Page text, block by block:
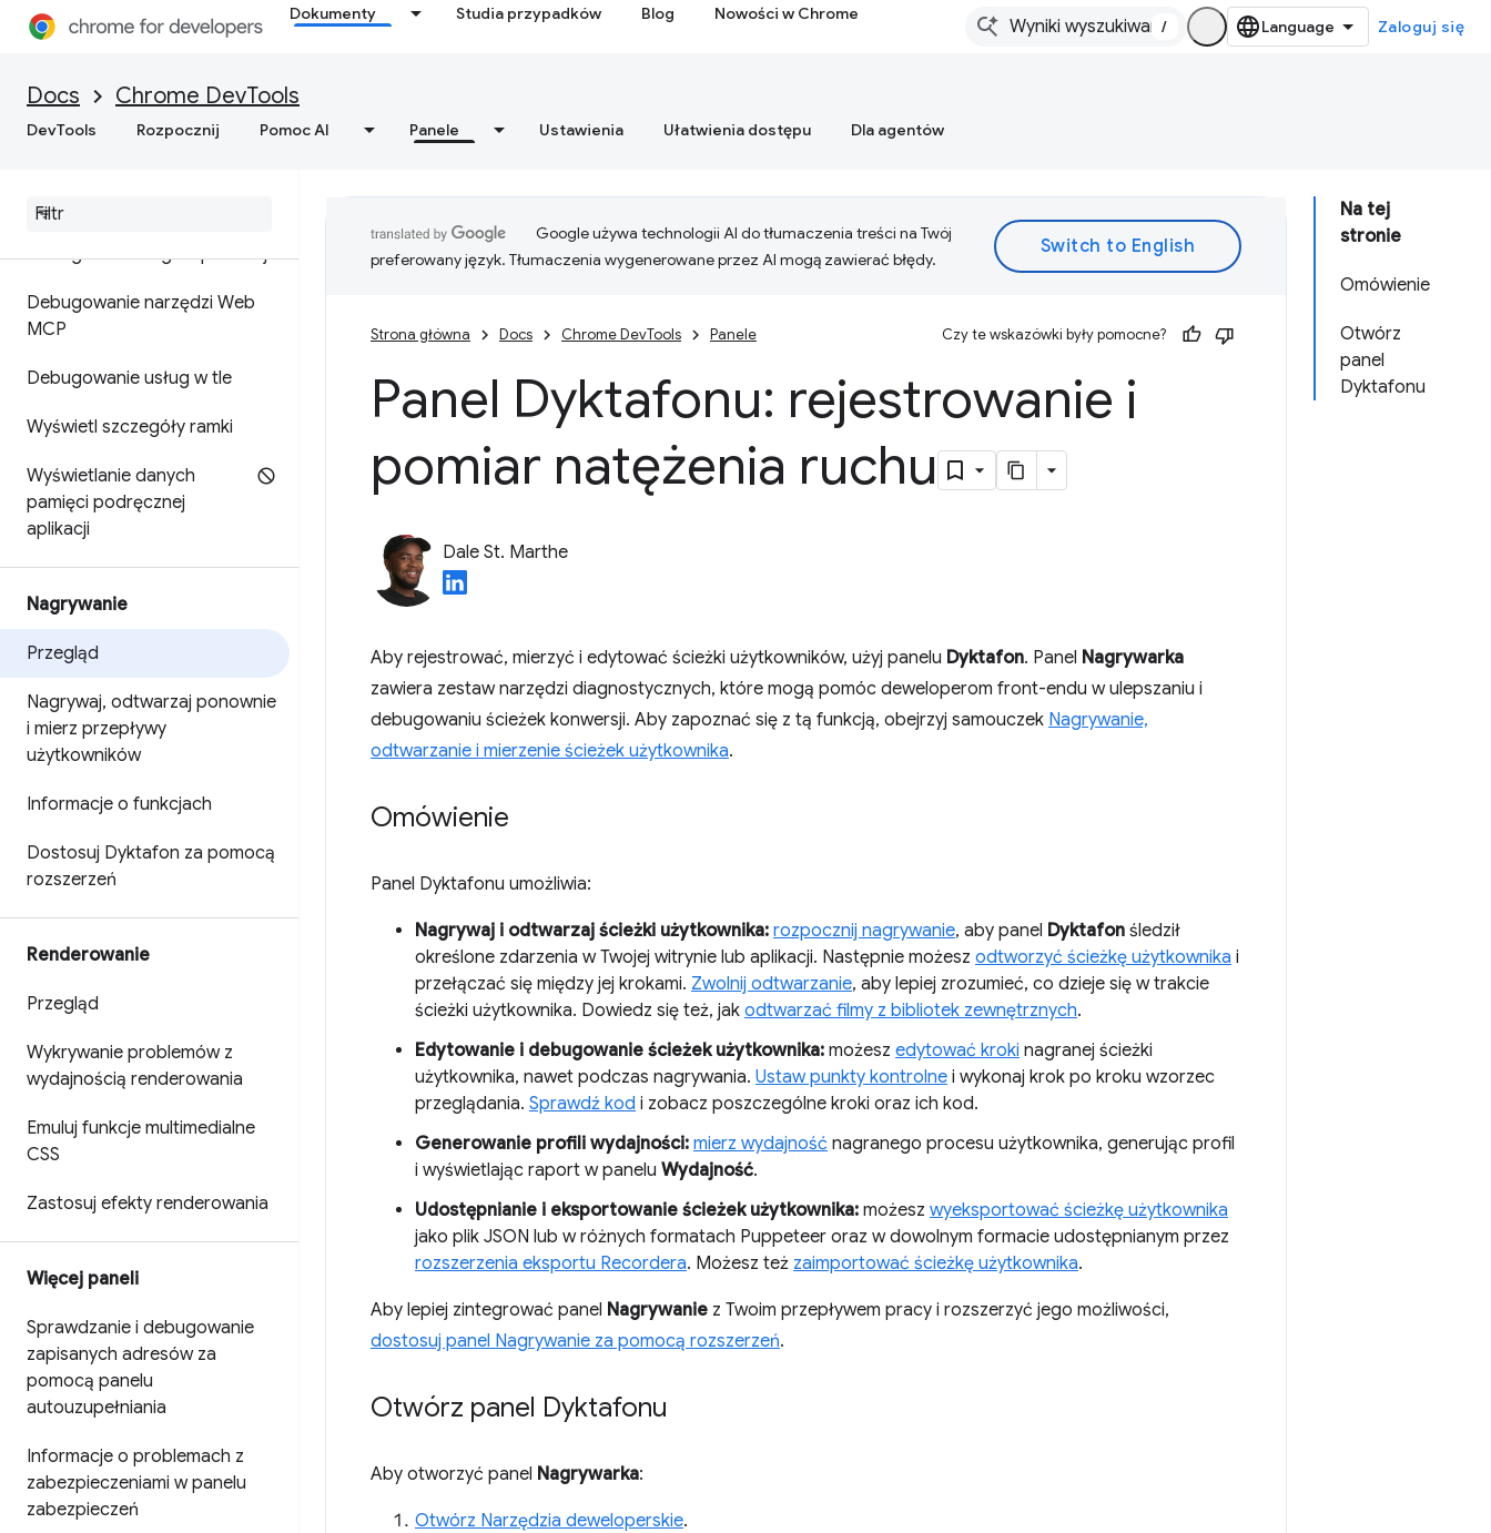
Dokumenty Studia przypadków Blog Nowości w Chrome
/ Zaloguj się
Docs Chrome DevTools
DevTools Rozpocznij Pomoc AI Panele Ustawienia Ułatwienia dostępu Dla agentów
cookie
podręcznej
strony internetowej
Debugowanie reguł spekulacji
Debugowanie narzędzi Web
MCP
Debugowanie usług w tle
Wyświetl szczegóły ramki
Wyświetlanie danych
pamięci podręcznej
aplikacji
Nagrywanie
Przegląd
Nagrywaj, odtwarzaj ponownie
i mierz przepływy
użytkowników
Informacje o funkcjach
Dostosuj Dyktafon za pomocą
rozszerzeń
Renderowanie
Przegląd
Wykrywanie problemów z
wydajnością renderowania
Emuluj funkcje multimedialne
CSS
Zastosuj efekty renderowania
Więcej paneli
Sprawdzanie i debugowanie
zapisanych adresów za
pomocą panelu
autouzupełniania
Informacje o problemach z
zabezpieczeniami w panelu
zabezpieczeń
Na tej
stronie
Omówienie
Otwórz
panel
Dyktafonu
Google używa technologii AI do tłumaczenia treści na Twój
preferowany język. Tłumaczenia wygenerowane przez AI mogą zawierać błędy.
Strona główna Docs Chrome DevTools Panele Czy te wskazówki były pomocne?
Panel Dyktafonu: rejestrowanie i
pomiar natężenia ruchu
Dale St. Marthe
Aby rejestrować, mierzyć i edytować ścieżki użytkowników, użyj panelu Dyktafon. Panel Nagrywarka
zawiera zestaw narzędzi diagnostycznych, które mogą pomóc deweloperom front-endu w ulepszaniu i
debugowaniu ścieżek konwersji. Aby zapoznać się z tą funkcją, obejrzyj samouczek Nagrywanie,
odtwarzanie i mierzenie ścieżek użytkownika.
Omówienie
Panel Dyktafonu umożliwia:
Nagrywaj i odtwarzaj ścieżki użytkownika: rozpocznij nagrywanie, aby panel Dyktafon śledził
określone zdarzenia w Twojej witrynie lub aplikacji. Następnie możesz odtworzyć ścieżkę użytkownika i
przełączać się między jej krokami. Zwolnij odtwarzanie, aby lepiej zrozumieć, co dzieje się w trakcie
ścieżki użytkownika. Dowiedz się też, jak odtwarzać filmy z bibliotek zewnętrznych.
Edytowanie i debugowanie ścieżek użytkownika: możesz edytować kroki nagranej ścieżki
użytkownika, nawet podczas nagrywania. Ustaw punkty kontrolne i wykonaj krok po kroku wzorzec
przeglądania. Sprawdź kod i zobacz poszczególne kroki oraz ich kod.
Generowanie profili wydajności: mierz wydajność nagranego procesu użytkownika, generując profil
i wyświetlając raport w panelu Wydajność.
Udostępnianie i eksportowanie ścieżek użytkownika: możesz wyeksportować ścieżkę użytkownika
jako plik JSON lub w różnych formatach Puppeteer oraz w dowolnym formacie udostępnianym przez
rozszerzenia eksportu Recordera. Możesz też zaimportować ścieżkę użytkownika.
Aby lepiej zintegrować panel Nagrywanie z Twoim przepływem pracy i rozszerzyć jego możliwości,
dostosuj panel Nagrywanie za pomocą rozszerzeń.
Otwórz panel Dyktafonu
Aby otworzyć panel Nagrywarka:
Otwórz Narzędzia deweloperskie.